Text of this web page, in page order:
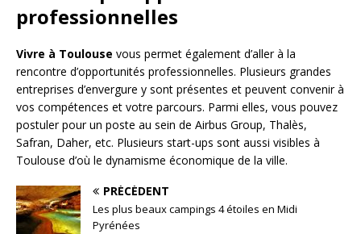
professionnelles
Vivre à Toulouse vous permet également d’aller à la
rencontre d’opportunités professionnelles. Plusieurs grandes
entreprises d’envergure y sont présentes et peuvent convenir à
vos compétences et votre parcours. Parmi elles, vous pouvez
postuler pour un poste au sein de Airbus Group, Thalès,
Safran, Daher, etc. Plusieurs start-ups sont aussi visibles à
Toulouse d’où le dynamisme économique de la ville.
PRÉCÉDENT
Les plus beaux campings 4 étoiles en Midi
Pyrénées